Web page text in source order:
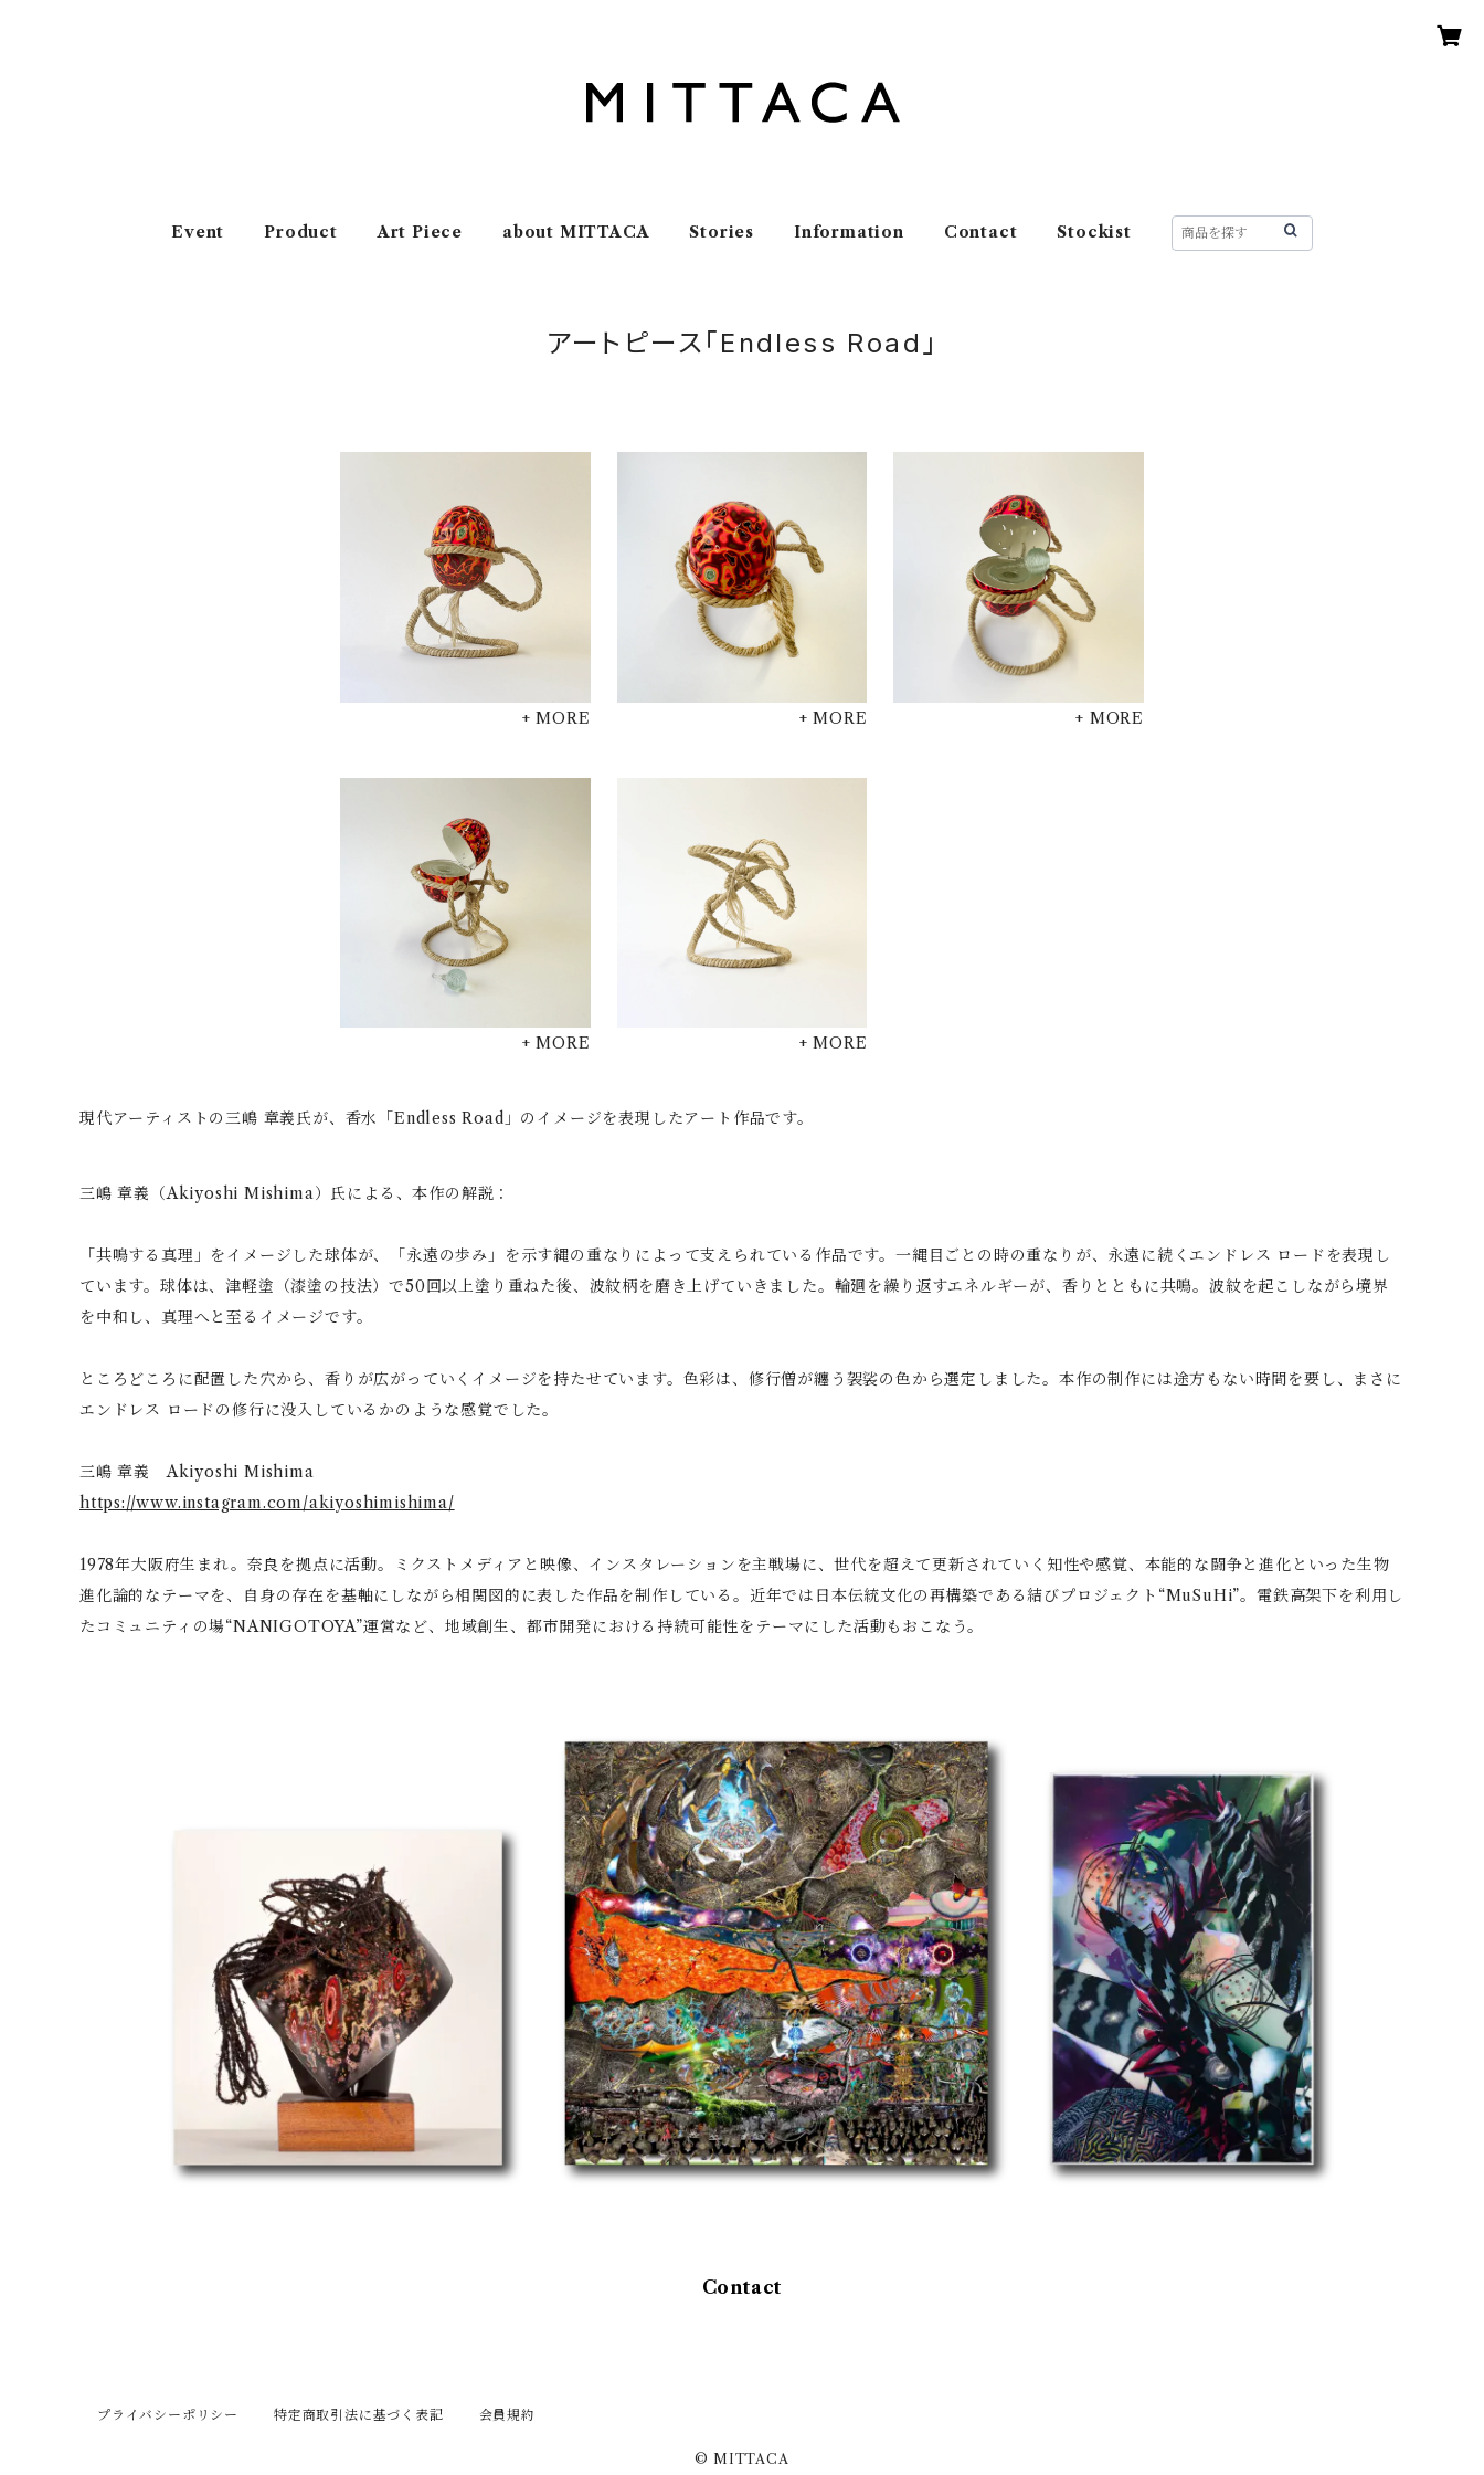
Event Product Art Piece about MITTACA Stories Information Contact Stockist
アートピース「Endless Road」
+ MORE + MORE + MORE
+ MORE + MORE
現代アーティストの三嶋 章義氏が、香水「Endless Road」のイメージを表現したアート作品です。
三嶋 章義（Akiyoshi Mishima）氏による、本作の解説：
「共鳴する真理」をイメージした球体が、「永遠の歩み」を示す縄の重なりによって支えられている作品です。一縄目ごとの時の重なりが、永遠に続くエンドレス ロードを表現し
ています。球体は、津軽塗（漆塗の技法）で50回以上塗り重ねた後、波紋柄を磨き上げていきました。輪廻を繰り返すエネルギーが、香りとともに共鳴。波紋を起こしながら境界
を中和し、真理へと至るイメージです。
ところどころに配置した穴から、香りが広がっていくイメージを持たせています。色彩は、修行僧が纏う袈裟の色から選定しました。本作の制作には途方もない時間を要し、まさに
エンドレス ロードの修行に没入しているかのような感覚でした。
三嶋 章義 Akiyoshi Mishima
https://www.instagram.com/akiyoshimishima/
1978年大阪府生まれ。奈良を拠点に活動。ミクストメディアと映像、インスタレーションを主戦場に、世代を超えて更新されていく知性や感覚、本能的な闘争と進化といった生物
進化論的なテーマを、自身の存在を基軸にしながら相関図的に表した作品を制作している。近年では日本伝統文化の再構築である結びプロジェクト“MuSuHi”。電鉄高架下を利用し
たコミュニティの場“NANIGOTOYA”運営など、地域創生、都市開発における持続可能性をテーマにした活動もおこなう。
Contact
プライバシーポリシー 特定商取引法に基づく表記 会員規約
© MITTACA